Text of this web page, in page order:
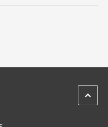
kartě
na nové kartě
ZPĚT